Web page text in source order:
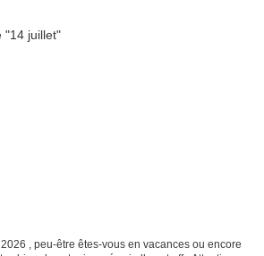
, peu-être êtes-vous en vacances ou encore